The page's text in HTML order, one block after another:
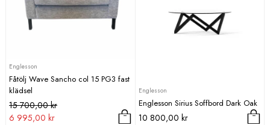
Englesson
Fåtölj Wave Sancho col 15 PG3 fast
klädsel
15 700,00kr
Det
ursprungliga
6 995,00 kr
Det
nuvarande
Englesson
Englesson Sirius Soffbord Dark Oak
10 800,00 kr